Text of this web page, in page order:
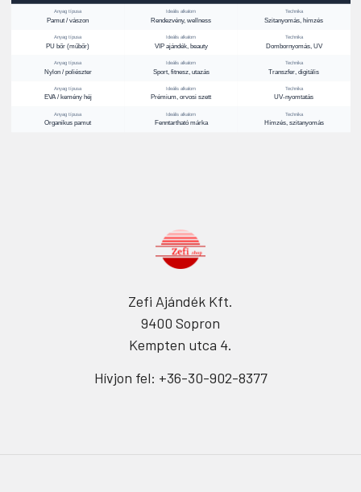
Anyag típusa
Pamut / vászon
Ideális alkalom
Rendezvény, wellness
Technika
Szitanyomás, hímzés
Anyag típusa
PU bőr (műbőr)
Ideális alkalom
VIP ajándék, beauty
Technika
Dombornyomás, UV
Anyag típusa
Nylon / poliészter
Ideális alkalom
Sport, fitnesz, utazás
Technika
Transzfer, digitális
Anyag típusa
EVA / kemény héj
Ideális alkalom
Prémium, orvosi szett
Technika
UV-nyomtatás
Anyag típusa
Organikus pamut
Ideális alkalom
Fenntartható márka
Technika
Hímzés, szitanyomás
Zefi Ajándék Kft.
9400 Sopron
Kempten utca 4.
Hívjon fel: +36-30-902-8377